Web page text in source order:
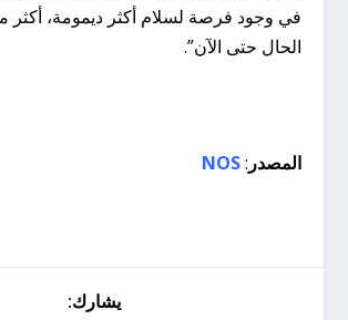
في وجود فرصة لسلام أكثر ديمومة، أكثر
الحال حتى الآن”.
المصدر :
NOS
يشارك: